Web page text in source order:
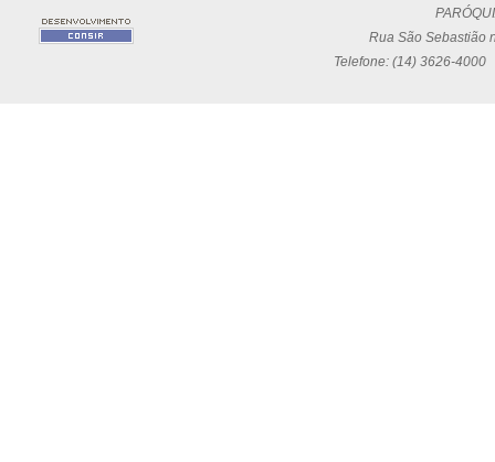
Rua São Sebastião
Telefone: (14) 3626-